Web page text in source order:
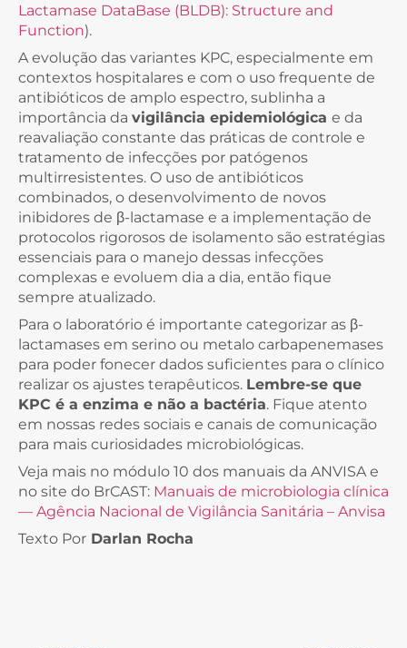
Lactamase DataBase (BLDB): Structure and
Function).
A evolução das variantes KPC, especialmente em
contextos hospitalares e com o uso frequente de
antibióticos de amplo espectro, sublinha a
importância da vigilância epidemiológica e da
reavaliação constante das práticas de controle e
tratamento de infecções por patógenos
multirresistentes. O uso de antibióticos
combinados, o desenvolvimento de novos
inibidores de β-lactamase e a implementação de
protocolos rigorosos de isolamento são estratégias
essenciais para o manejo dessas infecções
complexas e evoluem dia a dia, então fique
sempre atualizado.
Para o laboratório é importante categorizar as β-
lactamases em serino ou metalo carbapenemases
para poder fonecer dados suficientes para o clínico
realizar os ajustes terapêuticos. Lembre-se que
KPC é a enzima e não a bactéria. Fique atento
em nossas redes sociais e canais de comunicação
para mais curiosidades microbiológicas.
Veja mais no módulo 10 dos manuais da ANVISA e
no site do BrCAST: Manuais de microbiologia clínica
— Agência Nacional de Vigilância Sanitária – Anvisa
Texto Por Darlan Rocha